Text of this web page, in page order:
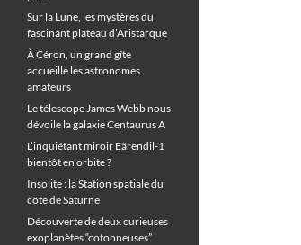
Sur la Lune, les mystères du
fascinant plateau d’Aristarque
À Céron, un grand gîte
accueille les astronomes
amateurs
Le télescope James Webb nous
dévoile la galaxie Centaurus A
L’inquiétant miroir Eärendil-1
bientôt en orbite ?
Insolite : la Station spatiale du
côté de Saturne
Découverte de deux curieuses
exoplanètes “cotonneuses”